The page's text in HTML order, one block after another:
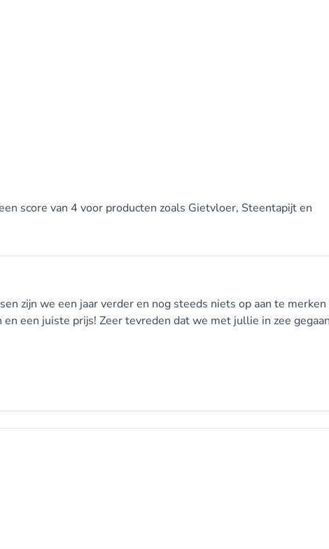
score van 4 voor producten zoals Gietvloer, Steentapijt en
zijn we een jaar verder en nog steeds niets op aan te
een juiste prijs! Zeer tevreden dat we met jullie in zee gegaan